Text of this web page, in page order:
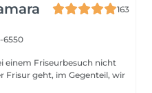
163
6550
einem Friseurbesuch nicht
Frisur geht, im Gegenteil, wir